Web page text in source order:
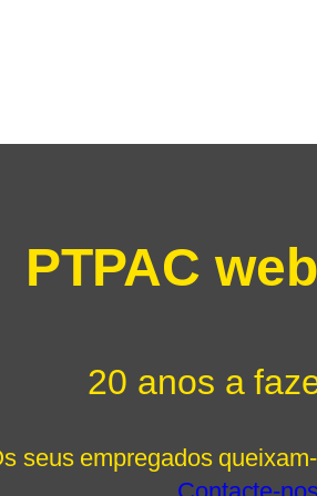
PTPAC
20 anos a
seus empregados